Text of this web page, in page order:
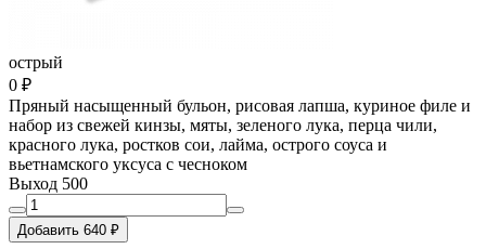
острый
0 ₽
Пряный насыщенный бульон, рисовая лапша, куриное филе и
набор из свежей кинзы, мяты, зеленого лука, перца чили,
красного лука, ростков сои, лайма, острого соуса и
вьетнамского уксуса с чесноком
Выход 500
Добавить 640 ₽